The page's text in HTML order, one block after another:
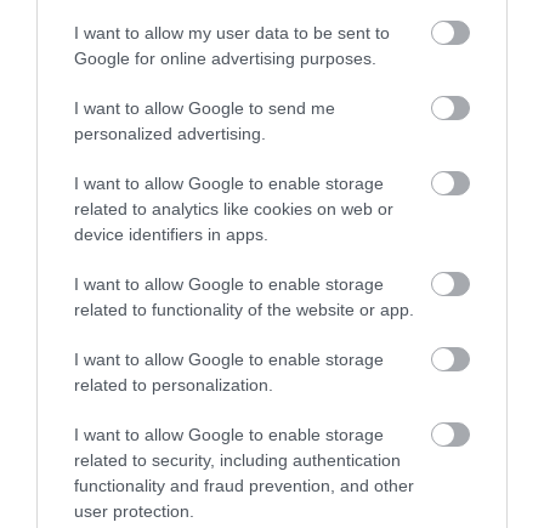
I want to allow my user data to be sent to
Google for online advertising purposes.
I want to allow Google to send me
personalized advertising.
I want to allow Google to enable storage
related to analytics like cookies on web or
device identifiers in apps.
I want to allow Google to enable storage
related to functionality of the website or app.
I want to allow Google to enable storage
related to personalization.
I want to allow Google to enable storage
related to security, including authentication
functionality and fraud prevention, and other
user protection.
Artemis II: Το Orion επανήλθε από τη
σκοτεινή πλευρά της Σελήνης μετά
από 40 λεπτά «σιωπής»